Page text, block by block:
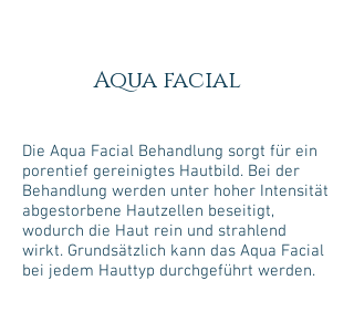
Aqua facial
Die Aqua Facial Behandlung sorgt für ein
porentief gereinigtes Hautbild. Bei der
Behandlung werden unter hoher Intensität
abgestorbene Hautzellen beseitigt,
wodurch die Haut rein und strahlend
wirkt. Grundsätzlich kann das Aqua Facial
bei jedem Hauttyp durchgeführt werden.